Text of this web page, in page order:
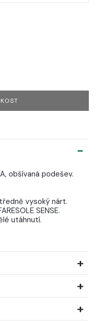
obšívaná podešev.
vysoký nárt.
SENSE.
utáhnutí.